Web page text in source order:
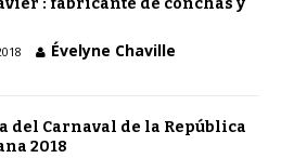
: fabricante de conchas y
Évelyne Chaville
del Carnaval de la República
2018